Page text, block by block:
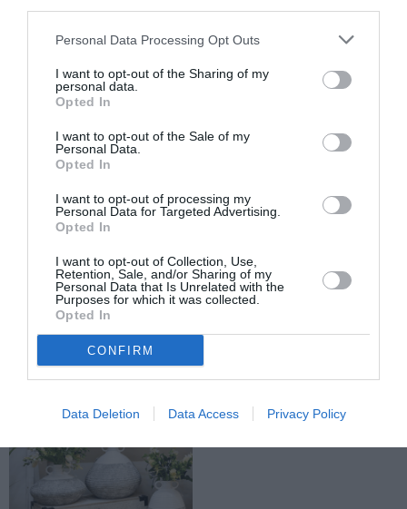
Personal Data Processing Opt Outs
I want to opt-out of the Sharing of my
personal data.
Opted In
I want to opt-out of the Sale of my
Personal Data.
Opted In
I want to opt-out of processing my
Personal Data for Targeted Advertising.
Opted In
I want to opt-out of Collection, Use,
Retention, Sale, and/or Sharing of my
Personal Data that Is Unrelated with the
Purposes for which it was collected.
Opted In
CONFIRM
Data Deletion Data Access Privacy Policy
Μετά την ανακάλυψη της σορού κι όταν πια η είδηση
είχε πέσει θύμα ενδοοικογενειακής βίας από τον ίδιο
άνθρωπο, όταν είχε προσπαθήσει να την κάψει
ζωντανή…
ΑΝΘΡΩΠΟΚΤΟΝΙΑ 40ΧΡΟΝΗ ΣΕ ΤΑΡΑΤΣΑ
Facebook Twitter